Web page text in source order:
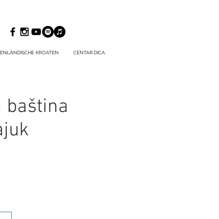
KROATEN CENTAR.DICA
baština